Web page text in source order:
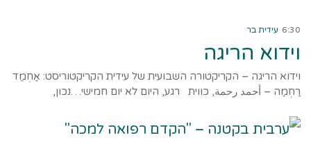
6:30 עידית בר
וידוא הריגה
וידוא הריגה – הקריקטורה השבועית של עידית הקריקטוריסט: אַחְמַד
רַחְמַה – أحمد رحمة, כווית רגע, היום לא יום חמישי…נכון,